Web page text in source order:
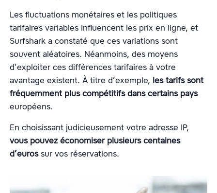
Les fluctuations monétaires et les politiques
tarifaires variables influencent les prix en ligne, et
Surfshark a constaté que ces variations sont
souvent aléatoires. Néanmoins, des moyens
d’exploiter ces différences tarifaires à votre
avantage existent. À titre d’exemple, les tarifs sont
fréquemment plus compétitifs dans certains pays
européens.
En choisissant judicieusement votre adresse IP,
vous pouvez économiser plusieurs centaines
d’eurossur vos réservations.